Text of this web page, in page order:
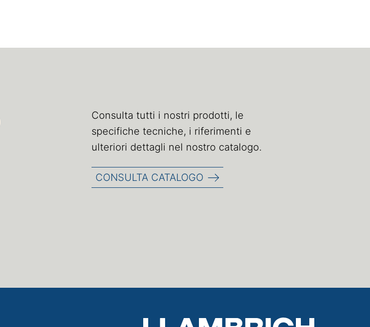
Consulta tutti i nostri prodotti, le
specifiche tecniche, i riferimenti e
ulteriori dettagli nel nostro catalogo.
CONSULTA CATALOGO